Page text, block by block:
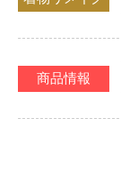
商品情報